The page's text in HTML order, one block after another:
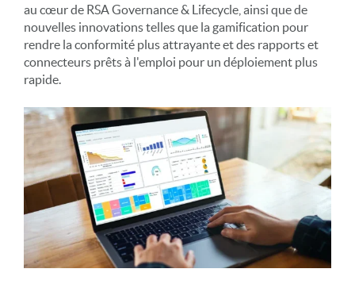
au cœur de RSA Governance & Lifecycle, ainsi que de
nouvelles innovations telles que la gamification pour
rendre la conformité plus attrayante et des rapports et
connecteurs prêts à l'emploi pour un déploiement plus
rapide.